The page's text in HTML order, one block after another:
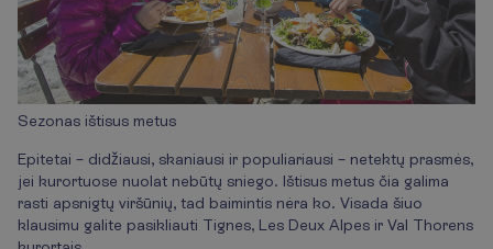
Sezonas ištisus metus
Epitetai – didžiausi, skaniausi ir populiariausi – netektų prasmės,
jei kurortuose nuolat nebūtų sniego. Ištisus metus čia galima
rasti apsnigtų viršūnių, tad baimintis nėra ko. Visada šiuo
klausimu galite pasikliauti Tignes, Les Deux Alpes ir Val Thorens